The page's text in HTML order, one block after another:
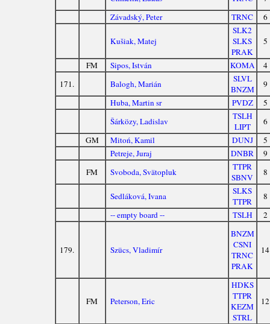
Závadský, Peter
TRNC 6
Kušiak, Matej
SLK2
SLKS
PRAK
5
FM Sipos, István KOMA
4
171.
Balogh, Marián
SLVL
BNZM
9
Huba, Martin sr
PVDZ
5
Šárközy, Ladislav
TSLH
LIPT
6
GM
Mitoń, Kamil DUNJ
5
Petreje, Juraj
DNBR
9
FM
Svoboda, Svätopluk
TTPR
SBNV
8
Sedláková, Ivana
SLKS
TTPR
8
-- empty board --
TSLH 2
179. Szücs, Vladimír
BNZM
CSNI
TRNC
PRAK
14
FM Peterson, Eric
HDKS
TTPR
KEZM
STRL
12